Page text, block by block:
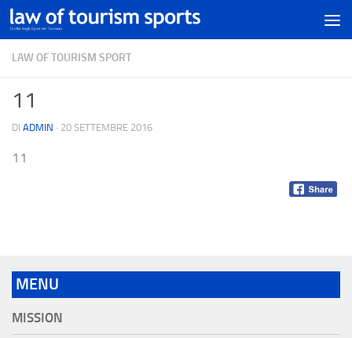
LAW OF TOURISM SPORT
11
DI ADMIN · 20 SETTEMBRE 2016
11
MENU
MISSION